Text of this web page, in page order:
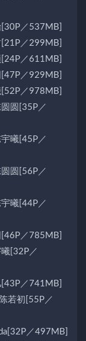
／537MB]
／299MB]
／611MB]
／929MB]
／978MB]
圆[35P／
曦[45P／
圆[56P／
曦[44P／
／785MB]
[32P／
／741MB]
若初[55P／
／497MB]